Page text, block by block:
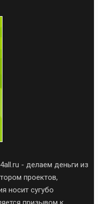
- делаем деньги из
проектов,
носит сугубо